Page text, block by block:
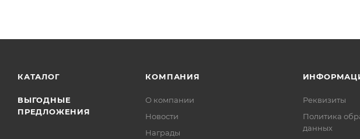
КАТАЛОГ
ВЫГОДНЫЕ
ПРЕДЛОЖЕНИЯ
КОМПАНИЯ
О компании
Новости
Награды
Реквизиты
Политика
данных